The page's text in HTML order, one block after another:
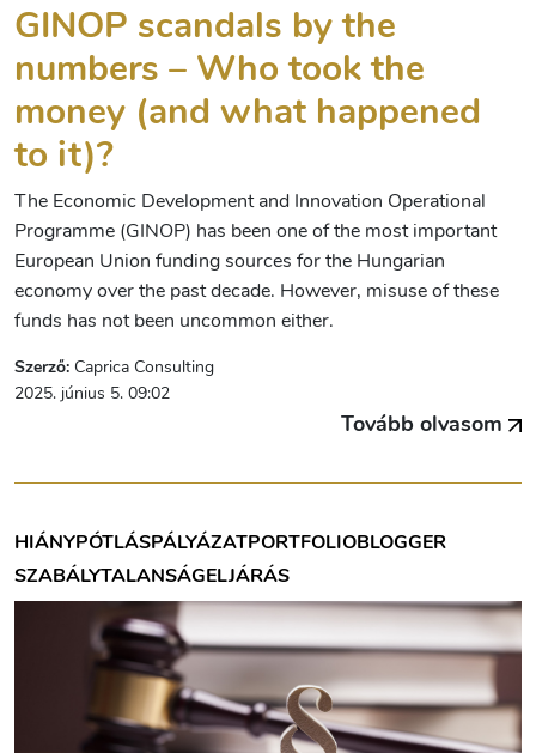
GINOP scandals by the
numbers – Who took the
money (and what happened
to it)?
The Economic Development and Innovation Operational
Programme (GINOP) has been one of the most important
European Union funding sources for the Hungarian
economy over the past decade. However, misuse of these
funds has not been uncommon either.
Szerző: Caprica Consulting
2025. június 5. 09:02
Tovább olvasom
HIÁNYPÓTLÁSPÁLYÁZATPORTFOLIOBLOGGER
SZABÁLYTALANSÁGELJÁRÁS